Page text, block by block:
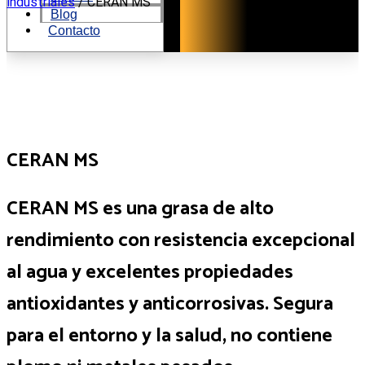
Blog
Contacto
contenido
CERAN MS
CERAN MSes una grasa de alto
rendimiento conresistencia excepcional
al aguay excelentes propiedades
antioxidantes y anticorrosivas. Segura
para el entorno y la salud, no contiene